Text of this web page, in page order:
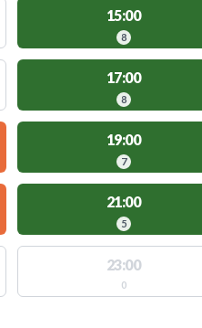
15:00
8
17:00
8
19:00
7
21:00
5
23:00
0